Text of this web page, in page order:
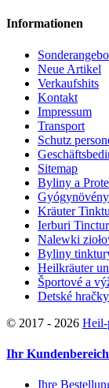
Informationen
Neue Artikel
Verkaufshits
Kontakt
Impressum
Transport
Schutz
Sitemap
Byliny a
Kräuter
Ierburi
Nalewki
Byliny
Heilkräuter
Športové a
Detské hračky
© 2017 - 2026 Heil-
Ihr Kundenbereich
Ihre